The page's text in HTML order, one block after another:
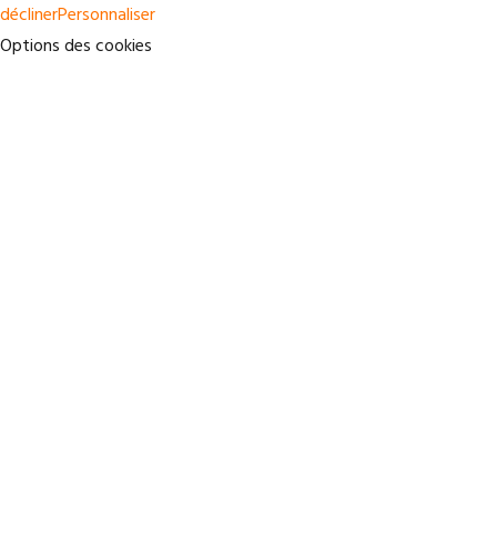
déclinerPersonnaliser
Options des cookies